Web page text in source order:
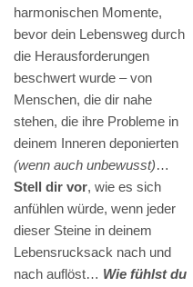
harmonischen Momente,
bevor dein Lebensweg durch
die Herausforderungen
beschwert wurde – von
Menschen, die dir nahe
stehen, die ihre Probleme in
deinem Inneren deponierten
(wenn auch unbewusst)…
Stell dir vor, wie es sich
anfühlen würde, wenn jeder
dieser Steine in deinem
Lebensrucksack nach und
nach auflöst… Wie fühlst du